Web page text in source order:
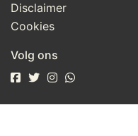
Disclaimer
Cookies
Volg ons